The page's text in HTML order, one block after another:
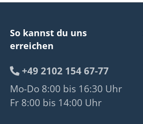
So kannst du uns
erreichen
+49 2102 154 67-77
Mo-Do 8:00 bis 16:30 Uhr
Fr 8:00 bis 14:00 Uhr